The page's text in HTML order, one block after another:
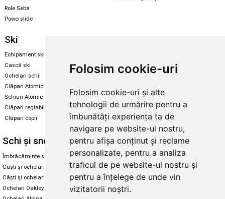
Folosim cookie-uri
Folosim cookie-uri și alte
tehnologii de urmărire pentru a
îmbunătăți experiența ta de
navigare pe website-ul nostru,
pentru afișa conținut și reclame
personalizate, pentru a analiza
traficul de pe website-ul nostru și
pentru a înțelege de unde vin
vizitatorii noștri.
Role Seba
Powerslide
Ski
Echipament ski
Cască ski
Ochelari schi
Clăpari Atomic
Schiuri Atomic
Clăpari reglabili
Clăpari copii
Echipament snowboard
Skate & longboard
Santa Cruz
Enuff Skateboards
Schi și snowboard
Îmbrăcăminte schi și snowboard
Căști și ochelari de iarnă
Căști și ochelari Alpina
Ochelari Oakley
Diverse
Cum aleg rolele
Cum aleg ochelarii
Ochelari de soare Oakley
Ochelari de soare Alpina